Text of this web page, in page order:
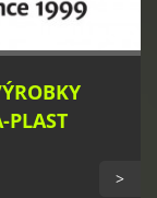
PLAST
>